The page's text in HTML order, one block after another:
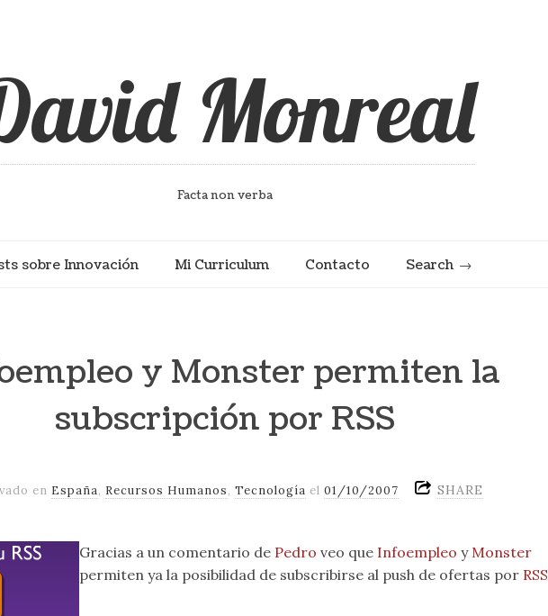
Monreal
Facta non verba
sobre Innovación Mi Curriculum Contacto Search
y Monster permiten la
subscripción por RSS
en España, Recursos Humanos,Tecnología el01/10/2007 SHARE
Gracias a un comentario de Pedro veo que Infoempleo yMonster
permiten ya la posibilidad de subscribirse al push de ofertas por RSS